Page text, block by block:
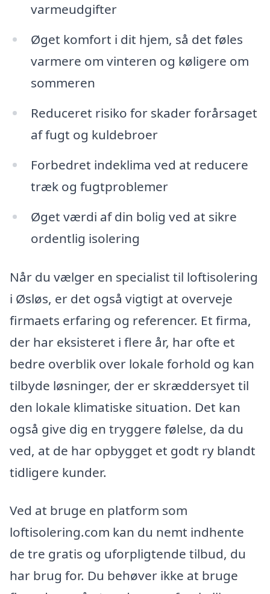
varmeudgifter
Øget komfort i dit hjem, så det føles
varmere om vinteren og køligere om
sommeren
Reduceret risiko for skader forårsaget
af fugt og kuldebroer
Forbedret indeklima ved at reducere
træk og fugtproblemer
Øget værdi af din bolig ved at sikre
ordentlig isolering
Når du vælger en specialist til loftisolering
i Øsløs, er det også vigtigt at overveje
firmaets erfaring og referencer. Et firma,
der har eksisteret i flere år, har ofte et
bedre overblik over lokale forhold og kan
tilbyde løsninger, der er skræddersyet til
den lokale klimatiske situation. Det kan
også give dig en tryggere følelse, da du
ved, at de har opbygget et godt ry blandt
tidligere kunder.
Ved at bruge en platform som
loftisolering.com kan du nemt indhente
de tre gratis og uforpligtende tilbud, du
har brug for. Du behøver ikke at bruge